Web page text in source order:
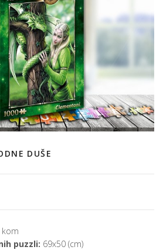
DUŠE
kom
puzzli: 69x50 (cm)